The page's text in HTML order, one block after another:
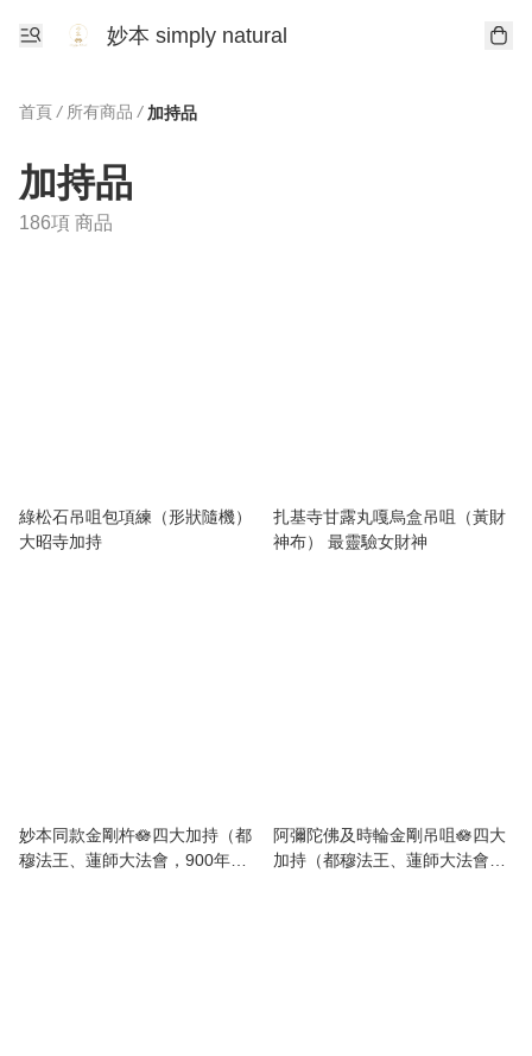
妙本 simply natural
首頁 / 所有商品 / 加持品
加持品
186項 商品
綠松石吊咀包項練（形狀隨機）
大昭寺加持
扎基寺甘露丸嘎烏盒吊咀（黃財
神布） 最靈驗女財神
妙本同款金剛杵🪷四大加持（都
穆法王、蓮師大法會，900年護
阿彌陀佛及時輪金剛吊咀🪷四大
加持（都穆法王、蓮師大法會，